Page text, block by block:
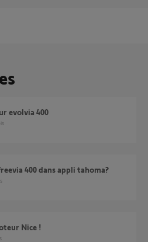
evolvia 400
400 dans appli tahoma?
Nice !